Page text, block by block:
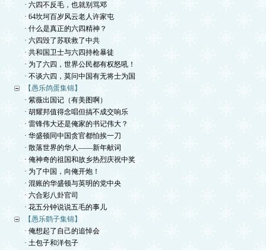
· 六四不反毛，也就别骂邓
· 64坎坷百岁风云老人许家屯
· 什么是真正的六四精神？
· 六四毁了苏联救了中共
· 共和国卫士与六四持枪暴徒
· 为了六四，世界公民都有权怒吼！
· 不谈六四，莫问中国有无将士为国
【愚乐鸽蛋集锦】
· 紫薇出国记（有美图啊）
· 胡耀邦值得念唱但搞不成交响乐
· 雷锋伟大还是俺家的书记伟大？
· 华盛顿同中国贪官都怕挨一刀
· 散落世界的华人——新年献词
· 俺神奇的祖国和故乡热烈庆祝中奖
· 为了中国，向俺开炮！
· 混账的华盛顿与英明的党中央
· 六合彩八卦官司
· 花五分钟说说五毛的事儿
【愚乐鹞子集锦】
· 俺想起了自己的追悼会
· 土包子和洋包子